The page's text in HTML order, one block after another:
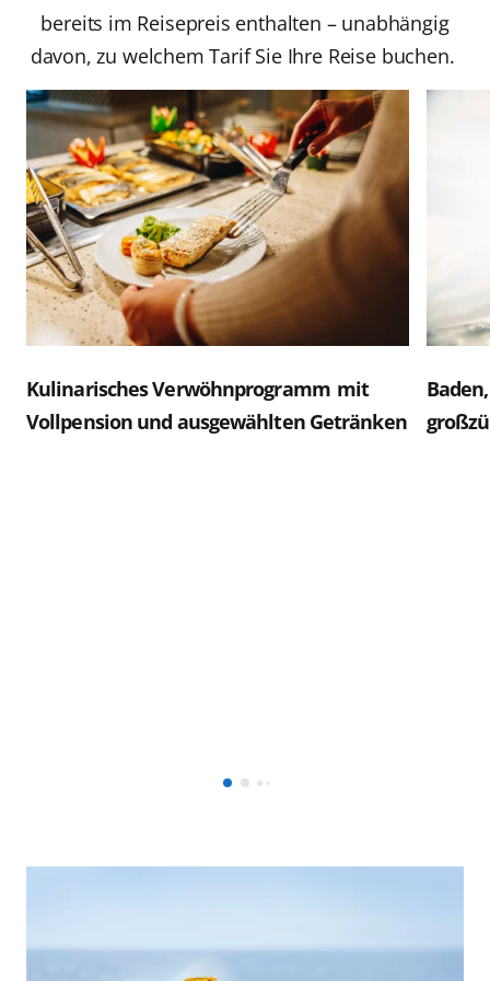
(täglich aufgefüllt)
Restaurants)
Alle AIDA Inklusivleistungen
Umbuchungsbedingungen siehe AGB
Frühbucher-Ermäßigungen (limitiertes
Kontingent)
bereits im Reisepreis enthalten – unabhängig
davon, zu welchem Tarif Sie Ihre Reise buchen.
Kulinarisches Verwöhnprogramm mit
Vollpension und ausgewählten Getränken